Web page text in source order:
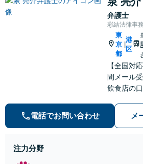
弁護士
彩結法律事
東
京
都
港
区
【全国対
間メール
飲食店の
の種類を
早期対応
電話でお問い合わせ メ
注力分野